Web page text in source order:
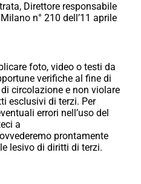
Direttore responsabile
n° 210 dell’11 aprile
foto, video o testi da
verifiche al fine di
circolazione e non violare
esclusivi di terzi. Per
errori nell’uso del
a
prontamente
lesivo di diritti di terzi.